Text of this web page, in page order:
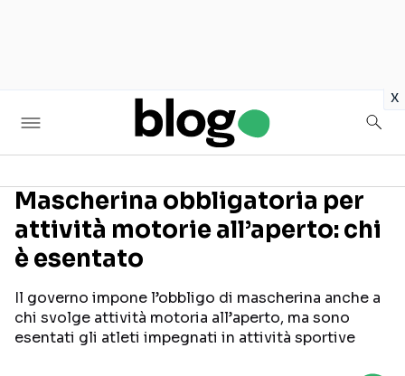
x
Seguici sui social
Mascherina obbligatoria per
attività motorie all’aperto: chi
è esentato
Il governo impone l’obbligo di mascherina anche a
chi svolge attività motoria all’aperto, ma sono
esentati gli atleti impegnati in attività sportive